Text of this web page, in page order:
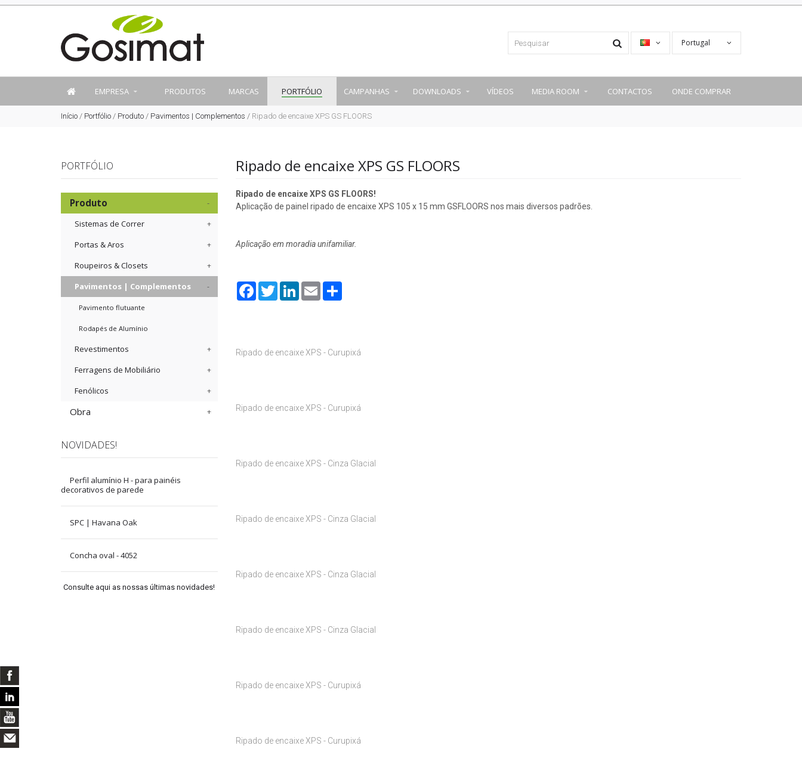
Portugal
EMPRESA PRODUTOS MARCAS PORTFÓLIO CAMPANHAS DOWNLOADS VÍDEOS MEDIA ROOM CONTACTOS ONDE COMPRAR
Início / Portfólio / Produto / Pavimentos | Complementos / Ripado de encaixe XPS GS FLOORS
PORTFÓLIO
Produto
Sistemas de Correr
Portas & Aros
Roupeiros & Closets
Pavimentos | Complementos
Pavimento flutuante
Rodapés de Alumínio
Revestimentos
Ferragens de Mobiliário
Fenólicos
Obra
NOVIDADES!
Perfil alumínio H - para painéis
decorativos de parede
SPC | Havana Oak
Concha oval - 4052
Consulte aqui as nossas últimas novidades!
Ripado de encaixe XPS GS FLOORS
Ripado de encaixe XPS GS FLOORS!
Aplicação de painel ripado de encaixe XPS 105 x 15 mm GSFLOORS nos mais diversos padrões.
Aplicação em moradia unifamiliar.
FacebookTwitterLinkedInEmail Share
Ripado de encaixe XPS - Curupixá
Ripado de encaixe XPS - Curupixá
Ripado de encaixe XPS - Cinza Glacial
Ripado de encaixe XPS - Cinza Glacial
Ripado de encaixe XPS - Cinza Glacial
Ripado de encaixe XPS - Cinza Glacial
Ripado de encaixe XPS - Curupixá
Ripado de encaixe XPS - Curupixá